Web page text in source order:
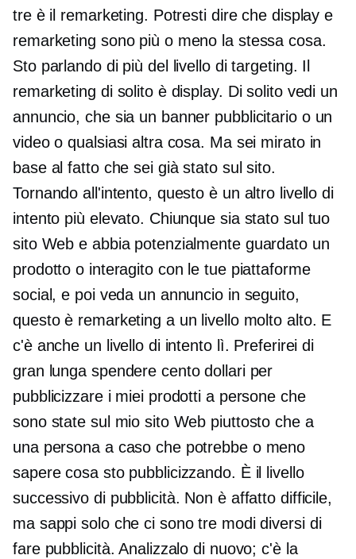
tre è il remarketing. Potresti dire che display e
remarketing sono più o meno la stessa cosa.
Sto parlando di più del livello di targeting. Il
remarketing di solito è display. Di solito vedi un
annuncio, che sia un banner pubblicitario o un
video o qualsiasi altra cosa. Ma sei mirato in
base al fatto che sei già stato sul sito.
Tornando all'intento, questo è un altro livello di
intento più elevato. Chiunque sia stato sul tuo
sito Web e abbia potenzialmente guardato un
prodotto o interagito con le tue piattaforme
social, e poi veda un annuncio in seguito,
questo è remarketing a un livello molto alto. E
c'è anche un livello di intento lì. Preferirei di
gran lunga spendere cento dollari per
pubblicizzare i miei prodotti a persone che
sono state sul mio sito Web piuttosto che a
una persona a caso che potrebbe o meno
sapere cosa sto pubblicizzando. È il livello
successivo di pubblicità. Non è affatto difficile,
ma sappi solo che ci sono tre modi diversi di
fare pubblicità. Analizzalo di nuovo; c'è la